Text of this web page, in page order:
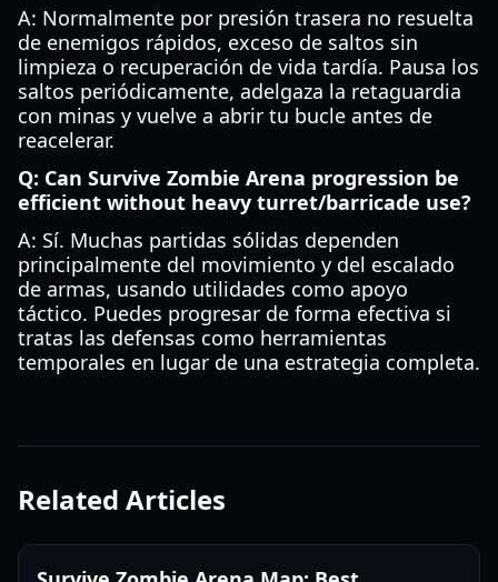
A: Normalmente por presión trasera no resuelta
de enemigos rápidos, exceso de saltos sin
limpieza o recuperación de vida tardía. Pausa los
saltos periódicamente, adelgaza la retaguardia
con minas y vuelve a abrir tu bucle antes de
reacelerar.
Q: Can Survive Zombie Arena progression be
efficient without heavy turret/barricade use?
A: Sí. Muchas partidas sólidas dependen
principalmente del movimiento y del escalado
de armas, usando utilidades como apoyo
táctico. Puedes progresar de forma efectiva si
tratas las defensas como herramientas
temporales en lugar de una estrategia completa.
Related Articles